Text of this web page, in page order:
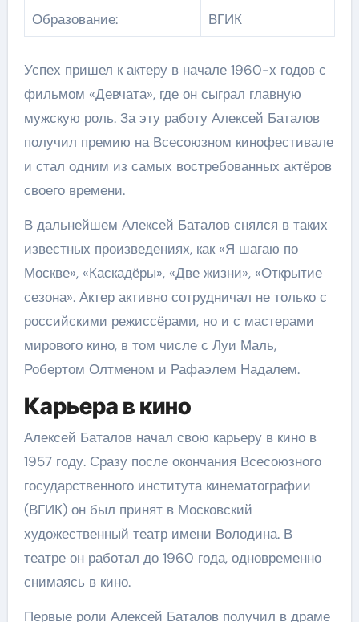
Образование:
ВГИК
Успех пришел к актеру в начале 1960-х годов с
фильмом «Девчата», где он сыграл главную
мужскую роль. За эту работу Алексей Баталов
получил премию на Всесоюзном кинофестивале
и стал одним из самых востребованных актёров
своего времени.
В дальнейшем Алексей Баталов снялся в таких
известных произведениях, как «Я шагаю по
Москве», «Каскадёры», «Две жизни», «Открытие
сезона». Актер активно сотрудничал не только с
российскими режиссёрами, но и с мастерами
мирового кино, в том числе с Луи Маль,
Робертом Олтменом и Рафаэлем Надалем.
Карьера в кино
Алексей Баталов начал свою карьеру в кино в
1957 году. Сразу после окончания Всесоюзного
государственного института кинематографии
(ВГИК) он был принят в Московский
художественный театр имени Володина. В
театре он работал до 1960 года, одновременно
снимаясь в кино.
Первые роли Алексей Баталов получил в драме